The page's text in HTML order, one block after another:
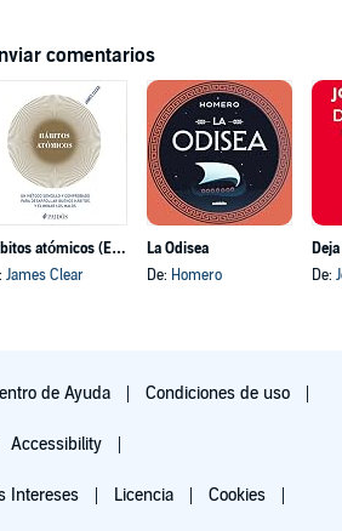
comentarios
Hábitos atómicos (Español neutro)
James Clear
La Odisea
De: Homero
De:
de Ayuda Condiciones de uso
Accessibility
Intereses Licencia Cookies